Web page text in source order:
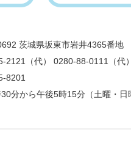
茨城県坂東市岩井4365番地
2121（代） 0280-88-0111（代）
8201
分から午後5時15分（土曜・日